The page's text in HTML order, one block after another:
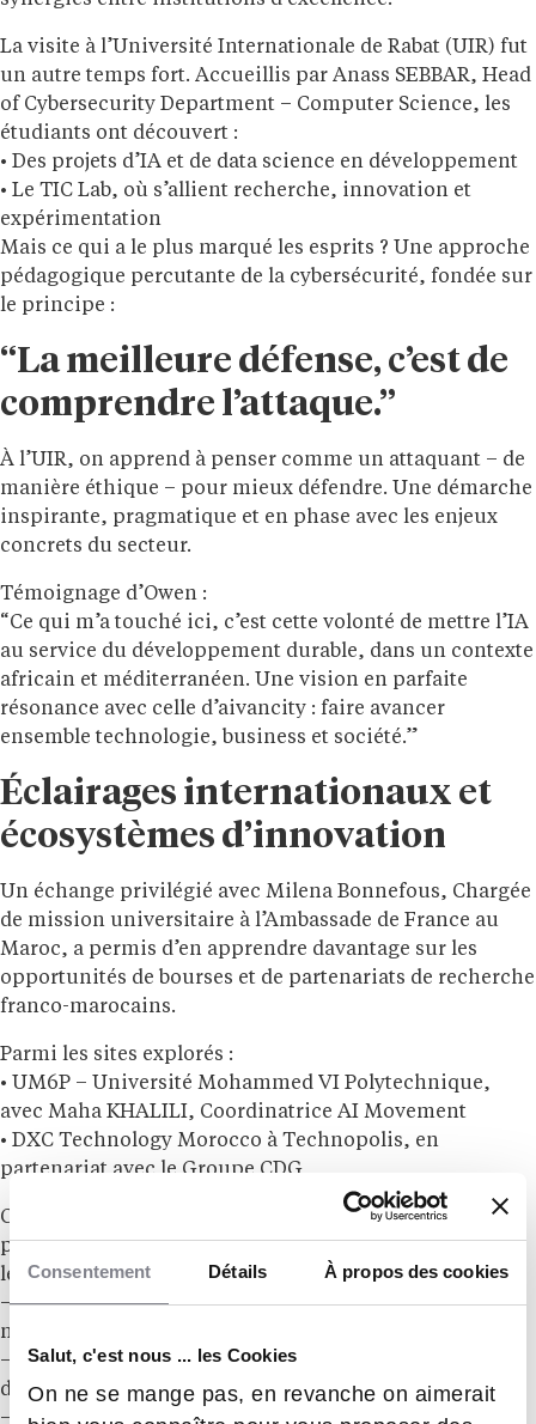
Consentement Détails À propos des cookies
Salut, c'est nous ... les Cookies
On ne se mange pas, en revanche on aimerait
La visite à l’Université Internationale de Rabat (UIR) fut
un autre temps fort. Accueillis par Anass SEBBAR, Head
of Cybersecurity Department – Computer Science, les
étudiants ont découvert :
• Des projets d’IA et de data science en développement
• Le TIC Lab, où s’allient recherche, innovation et
expérimentation
Mais ce qui a le plus marqué les esprits ? Une approche
pédagogique percutante de la cybersécurité, fondée sur
le principe :
“La meilleure défense, c’est de
comprendre l’attaque.”
À l’UIR, on apprend à penser comme un attaquant – de
manière éthique – pour mieux défendre. Une démarche
inspirante, pragmatique et en phase avec les enjeux
concrets du secteur.
Témoignage d’Owen :
“Ce qui m’a touché ici, c’est cette volonté de mettre l’IA
au service du développement durable, dans un contexte
africain et méditerranéen. Une vision en parfaite
résonance avec celle d’aivancity : faire avancer
ensemble technologie, business et société.”
Éclairages internationaux et
écosystèmes d’innovation
Un échange privilégié avec Milena Bonnefous, Chargée
de mission universitaire à l’Ambassade de France au
Maroc, a permis d’en apprendre davantage sur les
opportunités de bourses et de partenariats de recherche
franco-marocains.
Parmi les sites explorés :
• UM6P – Université Mohammed VI Polytechnique,
avec Maha KHALILI, Coordinatrice AI Movement
• DXC Technology Morocco à Technopolis, en
partenariat avec le Groupe CDG
Owen partage son expérience : “Cette visite nous a
permis de voir concrètement comment l’IA transforme
les processus métiers au Maroc :
– déploiement de solutions prédictives pour la
maintenance,
– automatisation via RPA et algorithmes
d’apprentissage,
– valorisation de la data locale pour la gestion des